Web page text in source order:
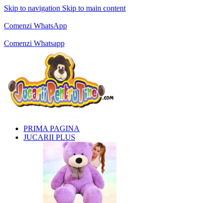
Skip to navigation Skip to main content
Comenzi WhatsApp
Comenzi Whatsapp
PRIMA PAGINA
JUCARII PLUS